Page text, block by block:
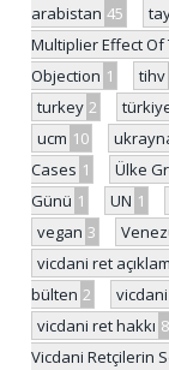
arabistan 45
Multiplier Effect Of
Objection 1 tihv
turkey 2
ucm 10
Cases 1 Ülke
Günü 1 UN 1
vegan 3
vicdani ret
bülten 2
vicdani ret hakkı 8
Vicdani Retçilerin